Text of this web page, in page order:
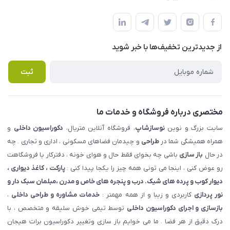
املاک مدنی - نوساز شاپ
لیست محصولات
درباره ما
قوانین و مقررات
حریم خصوصی
راهنما
پرسش های متداول
از جدید‌ترین تخفیف‌ها با‌ خبر شوید
ثبت
مختصری درباره فروشگاه و خدمات ما
سایت بزرگ و نویننوسازشاپ، فروشگاه آنلاین متریال، دکوراسیون داخلی و
همراه همیشگی شما درطراحی و چیدمان فضاهای مسکونی ، اداری و تجاری . چه
در حال باز سازی باشی چه بخوای فقط حال و هوای خونه ، دفترکار یا فروشگاهت
رو عوض کنی ، اینجا می تونی همه چیز را یکجا پیدا کنی :پارکت ، کاغذ دیواری ،
دیوار کوب و پرده های شیک. درب و پنجره های خاص و مدرن ،مبلمان سبک دار و
نور پردازی کاربردی و زیبا و از همه مهمتر : خدمات مشاوره و طراحی داخلی ،
بازسازی و اجرای دکوراسیون داخلی توسط تیمی خوش سلیقه و متخصص ، با
درک دقیق از هر فضا . ما می خوایم باز سازی وتغییر دکوراسیون برات هیجان